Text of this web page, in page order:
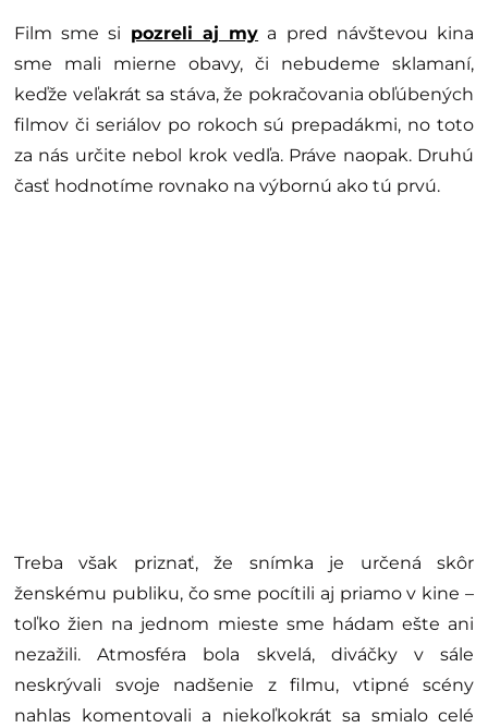
Film sme si pozreli aj my a pred návštevou kina
sme mali mierne obavy, či nebudeme sklamaní,
keďže veľakrát sa stáva, že pokračovania obľúbených
filmov či seriálov po rokoch sú prepadákmi, no toto
za nás určite nebol krok vedľa. Práve naopak. Druhú
časť hodnotíme rovnako na výbornú ako tú prvú.
Treba však priznať, že snímka je určená skôr
ženskému publiku, čo sme pocítili aj priamo v kine –
toľko žien na jednom mieste sme hádam ešte ani
nezažili. Atmosféra bola skvelá, diváčky v sále
neskrývali svoje nadšenie z filmu, vtipné scény
nahlas komentovali a niekoľkokrát sa smialo celé